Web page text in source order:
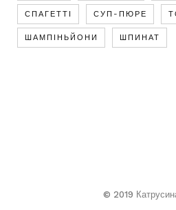
СПАГЕТТІ СУП-ПЮРЕ
ШАМПІНЬЙОНИ ШПИНАТ
© 2019